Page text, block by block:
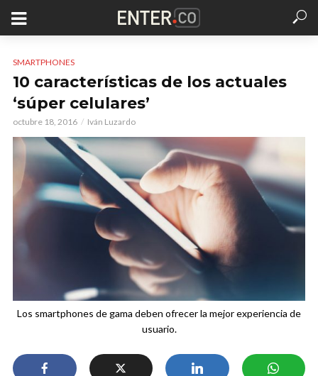
SMARTPHONES
10 características de los actuales
‘súper celulares’
octubre 18, 2016 Iván Luzardo
Los smartphones de gama deben ofrecer la mejor experiencia de
usuario.